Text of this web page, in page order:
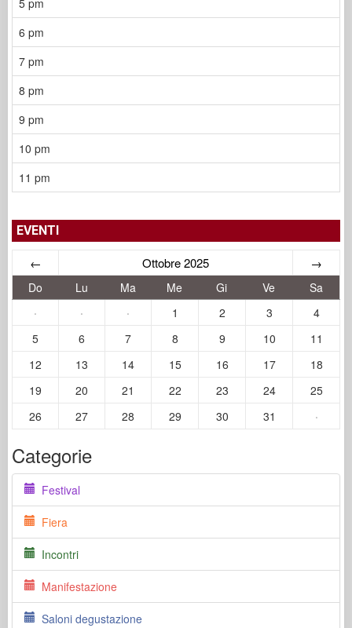
5 pm
6 pm
7 pm
8 pm
9 pm
10 pm
11 pm
EVENTI
← Ottobre 2025 →
Do Lu Ma Me Gi Ve
Sa
·
· · 1 2 3
4
5
6 7 8 9 10
11
12
13 14 15 16 17
18
19
20 21 22 23 24
25
26
27 28 29 30 31 ·
Categorie
Festival
Fiera
Incontri
Manifestazione
Saloni degustazione